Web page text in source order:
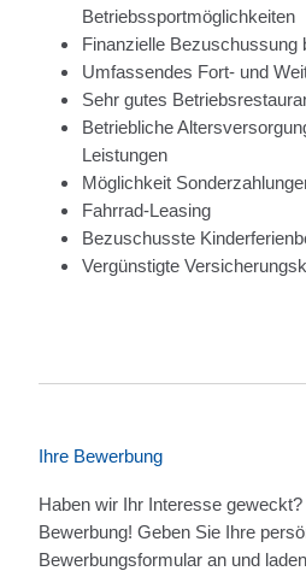
Betriebssportmöglichkeiten
Finanzielle Bezuschussung
Umfassendes Fort- und
Sehr gutes
Betriebliche
Leistungen
Möglichkeit
Fahrrad-Leasing
Bezuschusste
Vergünstigte
Ihre Bewerbung
Haben wir Ihr Interesse
Bewerbung! Geben Sie Ihre
Bewerbungsformular an und